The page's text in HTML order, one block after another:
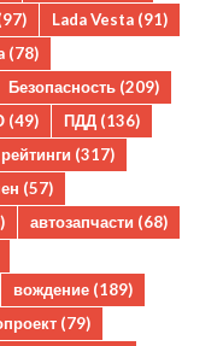
Lada Vesta (91)
(78)
Безопасность (209)
(49) ПДД (136)
(317)
(57)
автозапчасти (68)
вождение (189)
(79)